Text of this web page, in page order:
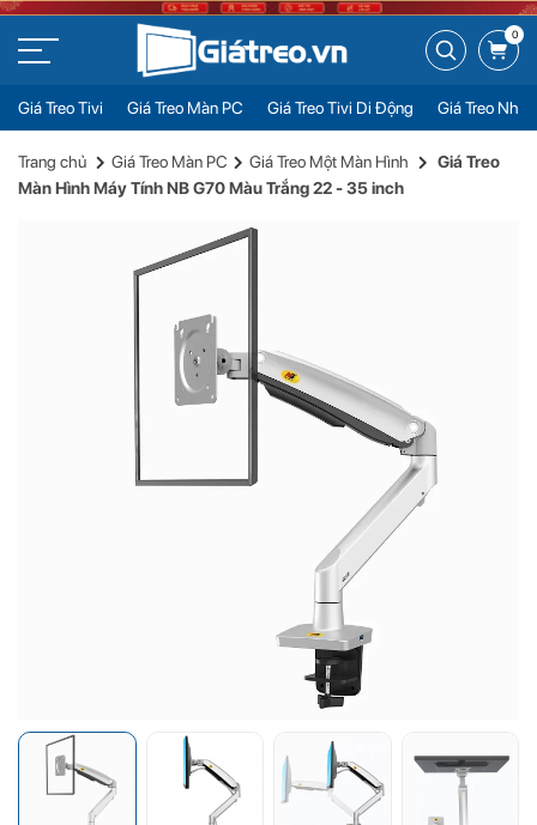
0
Giá Treo Tivi Giá Treo Màn PC Giá Treo Tivi Di Động
Giá Treo
800.000đ
Đặt mua
Trang chủ Giá Treo Màn PC Giá Treo Một Màn Hình
Giá Treo
Màn Hình Máy Tính NB G70 Màu Trắng 22 - 35 inch